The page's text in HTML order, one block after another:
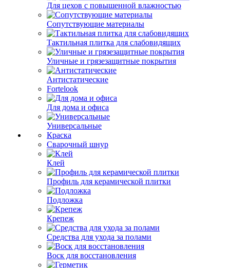
Для цехов с повышенной влажностью
Сопутствующие материалы
Тактильная плитка для слабовидящих
Уличные и грязезащитные покрытия
Антистатические
Fortelook
Для дома и офиса
Универсальные
Краска
Сварочный шнур
Клей
Профиль для керамической плитки
Подложка
Крепеж
Средства для ухода за полами
Воск для восстановления